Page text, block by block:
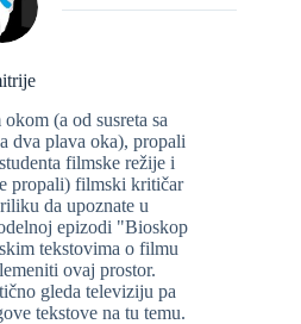
(a od susreta sa
dva plava oka), propali
filmske režije i
propali) filmski kritičar
da upoznate u
epizodi "Bioskop
tekstovima o filmu
ovaj prostor.
gleda televiziju pa
tekstove na tu temu.